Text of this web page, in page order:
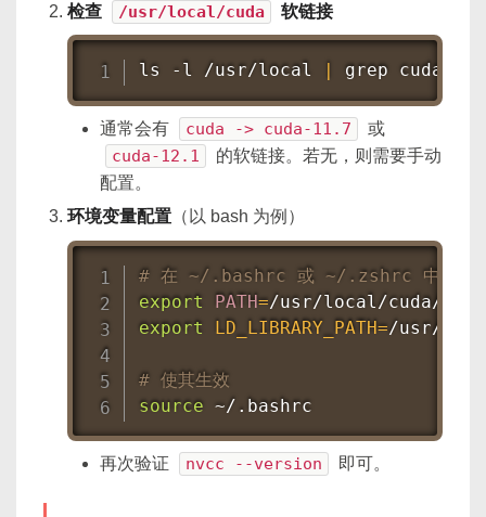
检查
/usr/local/cuda 软链接
ls -l /usr/local | grep cuda
通常会有 cuda -> cuda-11.7 或
cuda-12.1
的软链接。若无，则需要手动
配置。
环境变量配置 （以 bash 为例）
# 在 ~/.bashrc 或 ~/.zshrc 中添加
export
PATH=/usr/local/cuda/bin:
export
LD_LIBRARY_PATH=/usr/
# 使其生效
source ~/.bashrc
再次验证 nvcc --version 即可。